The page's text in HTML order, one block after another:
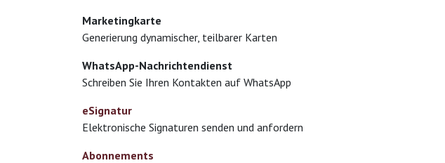
Marketingkarte
Generierung dynamischer, teilbarer Karten
WhatsApp-Nachrichtendienst
Schreiben Sie Ihren Kontakten auf WhatsApp
eSignatur
Elektronische Signaturen senden und anfordern
Abonnements